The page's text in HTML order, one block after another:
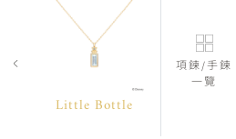
Little Bottle
項鍊/手鍊
一覽